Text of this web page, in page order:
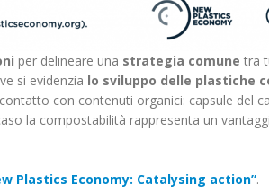
per delineare una strategia comune tra
si evidenzia lo sviluppo delle plastiche
con contenuti organici: capsule del
la compostabilità rappresenta un
Plastics Economy: Catalysing action”.